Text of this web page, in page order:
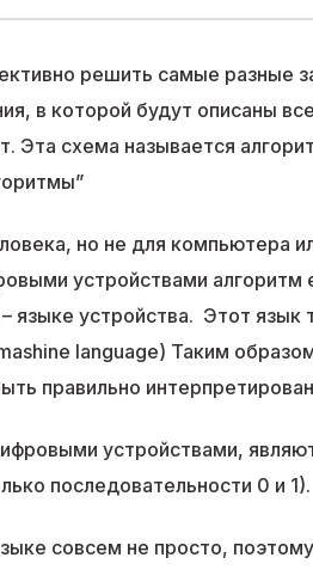
решить самые разные
в которой будут описаны
Эта схема называется
но не для компьютера
устройствами
языке устройства. Этот
language) Таким
правильно
устройствами,
последовательности 0 и 1).
совсем не просто,